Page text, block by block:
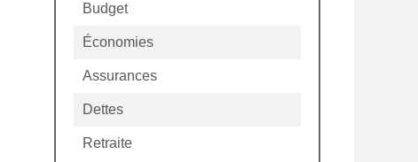
Budget
Économies
Assurances
Dettes
Retraite